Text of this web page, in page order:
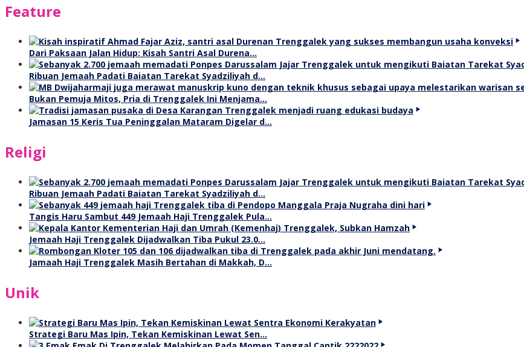
Feature
Dari Paksaan Jalan Hidup: Kisah Santri Asal Durena…
Ribuan Jemaah Padati Baiatan Tarekat Syadziliyah d…
Bukan Pemuja Mitos, Pria di Trenggalek Ini Menjama…
Jamasan 15 Keris Tua Peninggalan Mataram Digelar d…
Religi
Ribuan Jemaah Padati Baiatan Tarekat Syadziliyah d…
Tangis Haru Sambut 449 Jemaah Haji Trenggalek Pula…
Jemaah Haji Trenggalek Dijadwalkan Tiba Pukul 23.0…
Jamaah Haji Trenggalek Masih Bertahan di Makkah, D…
Unik
Strategi Baru Mas Ipin, Tekan Kemiskinan Lewat Sen…